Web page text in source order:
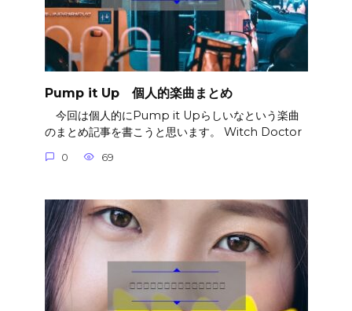
Pump it Up 個人的楽曲まとめ
今回は個人的にPump it Upらしいなという楽曲
のまとめ記事を書こうと思います。 Witch Doctor
0 69